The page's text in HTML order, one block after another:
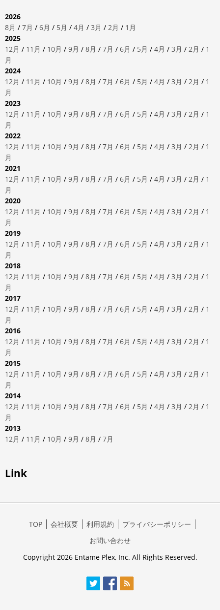
2026
8月 / 7月 / 6月 / 5月 / 4月 / 3月 / 2月 / 1月
2025
12月 / 11月 / 10月 / 9月 / 8月 / 7月 / 6月 / 5月 / 4月 / 3月 / 2月 / 1
月
2024
12月 / 11月 / 10月 / 9月 / 8月 / 7月 / 6月 / 5月 / 4月 / 3月 / 2月 / 1
月
2023
12月 / 11月 / 10月 / 9月 / 8月 / 7月 / 6月 / 5月 / 4月 / 3月 / 2月 / 1
月
2022
12月 / 11月 / 10月 / 9月 / 8月 / 7月 / 6月 / 5月 / 4月 / 3月 / 2月 / 1
月
2021
12月 / 11月 / 10月 / 9月 / 8月 / 7月 / 6月 / 5月 / 4月 / 3月 / 2月 / 1
月
2020
12月 / 11月 / 10月 / 9月 / 8月 / 7月 / 6月 / 5月 / 4月 / 3月 / 2月 / 1
月
2019
12月 / 11月 / 10月 / 9月 / 8月 / 7月 / 6月 / 5月 / 4月 / 3月 / 2月 / 1
月
2018
12月 / 11月 / 10月 / 9月 / 8月 / 7月 / 6月 / 5月 / 4月 / 3月 / 2月 / 1
月
2017
12月 / 11月 / 10月 / 9月 / 8月 / 7月 / 6月 / 5月 / 4月 / 3月 / 2月 / 1
月
2016
12月 / 11月 / 10月 / 9月 / 8月 / 7月 / 6月 / 5月 / 4月 / 3月 / 2月 / 1
月
2015
12月 / 11月 / 10月 / 9月 / 8月 / 7月 / 6月 / 5月 / 4月 / 3月 / 2月 / 1
月
2014
12月 / 11月 / 10月 / 9月 / 8月 / 7月 / 6月 / 5月 / 4月 / 3月 / 2月 / 1
月
2013
12月 / 11月 / 10月 / 9月 / 8月 / 7月
Link
TOP 会社概要 利用規約
プライバシーポリシー
お問い合わせ
Copyright 2026 Entame Plex, Inc. All Rights Reserved.